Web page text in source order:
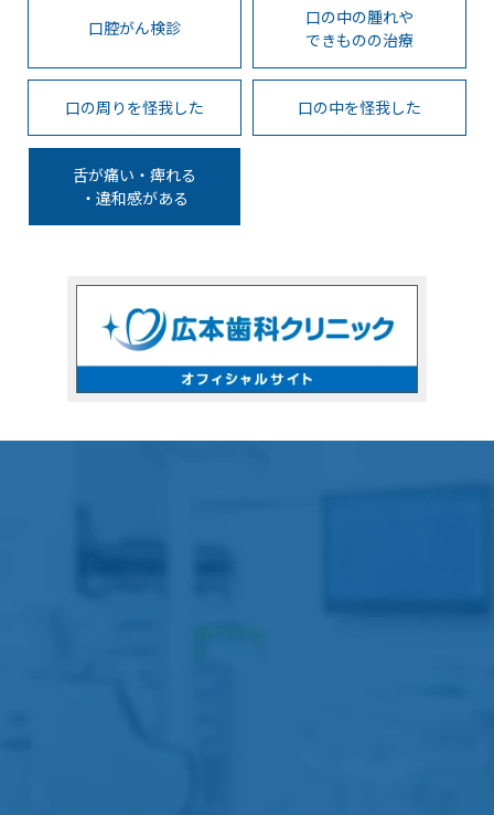
口腔がん検診
口の中の腫れや
できものの治療
口の周りを怪我した 口の中を怪我した
舌が痛い・痺れる
・違和感がある